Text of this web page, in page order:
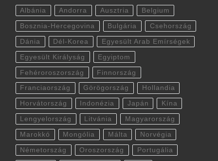
Albánia Andorra Ausztria Belgium
Bosznia-Hercegovina Bulgária Csehország
Dánia Dél-Korea Egyesült Arab Emírségek
Egyesült Királyság Egyiptom
Fehéroroszország Finnország
Franciaország Görögország Hollandia
Horvátország Indonézia Japán Kína
Lengyelország Litvánia Magyarország
Marokkó Mongólia Málta Norvégia
Németország Oroszország Portugália